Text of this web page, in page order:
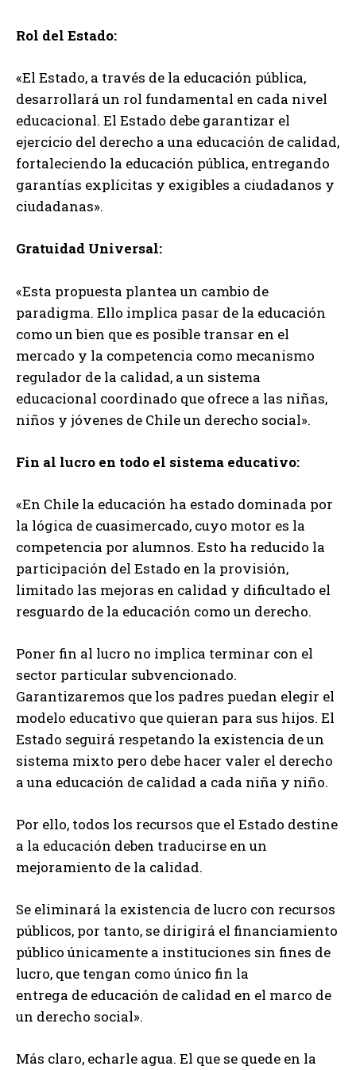
Rol del Estado:
«El Estado, a través de la educación pública,
desarrollará un rol fundamental en cada nivel
educacional. El Estado debe garantizar el
ejercicio del derecho a una educación de calidad,
fortaleciendo la educación pública, entregando
garantías explícitas y exigibles a ciudadanos y
ciudadanas».
Gratuidad Universal:
«Esta propuesta plantea un cambio de
paradigma. Ello implica pasar de la educación
como un bien que es posible transar en el
mercado y la competencia como mecanismo
regulador de la calidad, a un sistema
educacional coordinado que ofrece a las niñas,
niños y jóvenes de Chile un derecho social».
Fin al lucro en todo el sistema educativo:
«En Chile la educación ha estado dominada por
la lógica de cuasimercado, cuyo motor es la
competencia por alumnos. Esto ha reducido la
participación del Estado en la provisión,
limitado las mejoras en calidad y dificultado el
resguardo de la educación como un derecho.
Poner fin al lucro no implica terminar con el
sector particular subvencionado.
Garantizaremos que los padres puedan elegir el
modelo educativo que quieran para sus hijos. El
Estado seguirá respetando la existencia de un
sistema mixto pero debe hacer valer el derecho
a una educación de calidad a cada niña y niño.
Por ello, todos los recursos que el Estado destine
a la educación deben traducirse en un
mejoramiento de la calidad.
Se eliminará la existencia de lucro con recursos
públicos, por tanto, se dirigirá el financiamiento
público únicamente a instituciones sin fines de
lucro, que tengan como único fin la
entrega de educación de calidad en el marco de
un derecho social».
Más claro, echarle agua. El que se quede en la